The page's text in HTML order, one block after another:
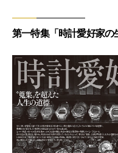
第一特集「時計愛好家の